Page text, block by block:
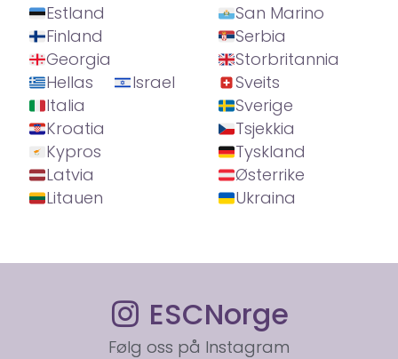
Estland
Finland
Georgia
Hellas
Israel
Italia
Kroatia
Kypros
Latvia
Litauen
San Marino
Serbia
Storbritannia
Sveits
Sverige
Tsjekkia
Tyskland
Østerrike
Ukraina
ESCNorge
Følg oss på Instagram